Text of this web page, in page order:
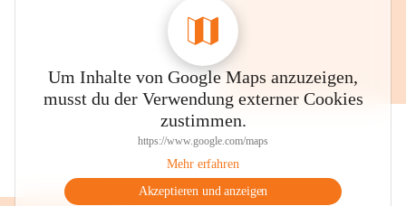
Um Inhalte von Google Maps anzuzeigen,
musst du der Verwendung externer Cookies
zustimmen.
https://www.google.com/maps
Mehr erfahren
Akzeptieren und anzeigen